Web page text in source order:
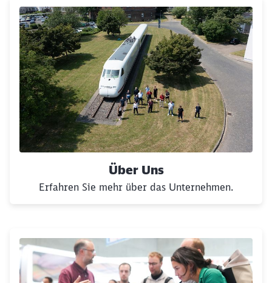
Über Uns
Erfahren Sie mehr über das Unternehmen.